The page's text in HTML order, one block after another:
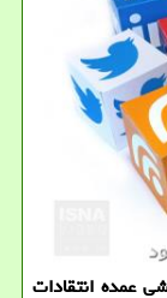
عمده انتقادات